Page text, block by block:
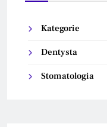
Kategorie
Dentysta
Stomatologia